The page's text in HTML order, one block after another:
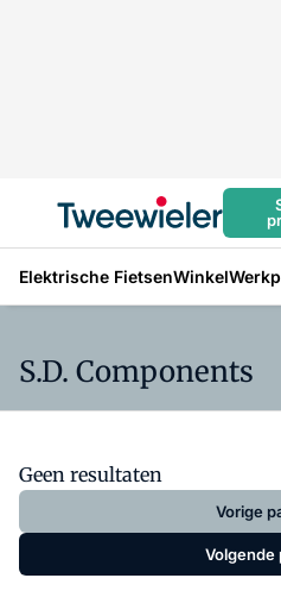
Elektrische FietsenWinkel
S.D. Components
Geen resultaten
Vorige
Volgende